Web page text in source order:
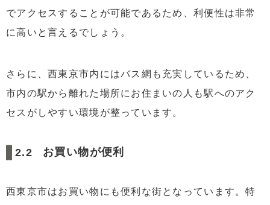
でアクセスすることが可能であるため、利便性は非常
に高いと言えるでしょう。
さらに、西東京市内にはバス網も充実しているため、
市内の駅から離れた場所にお住まいの人も駅へのアク
セスがしやすい環境が整っています。
お買い物が便利
西東京市はお買い物にも便利な街となっています。特